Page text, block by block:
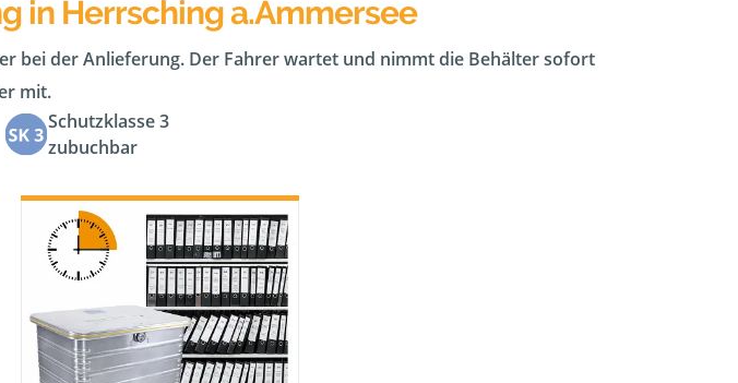
in Herrsching a.Ammersee
bei der Anlieferung. Der Fahrer wartet und nimmt die Behälter sofort
mit.
Schutzklasse 3
zubuchbar